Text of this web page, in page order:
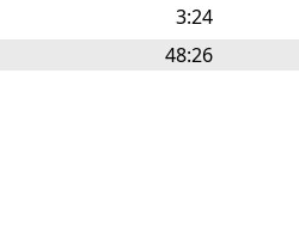
3:24
48:26